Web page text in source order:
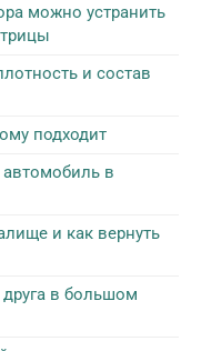
можно устранить
и состав
подходит
автомобиль в
и как вернуть
в большом